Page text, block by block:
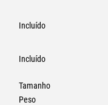
Incluído
Incluído
Tamanho
Peso